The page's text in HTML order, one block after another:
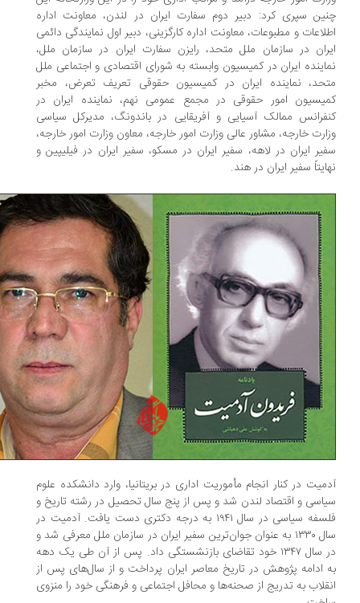
سپری کرد: دبیر دوم سفارت ایران در لندن، معاونت اداره
و مطبوعات، معاونت اداره کارگزینی، دبیر اول نمایندگی دائمی
در سازمان ملل متحد، رایزن سفارت ایران در سازمان ملل،
ایران در کمیسیون وابسته به شورای اقتصادی و اجتماعی ملل
نماینده ایران در کمیسیون حقوقی تعریف تعرض، مخبر
امور حقوقی در مجمع عمومی نهم، نماینده ایران در
ممالک آسیایی و آفریقایی در باندونگ، مدیرکل سیاسی
خارجه، مشاور عالی وزارت امور خارجه، معاون وزارت امور خارجه،
ایران در لاهه، سفیر ایران در مسکو، سفیر ایران در فیلیپین و
سفیر ایران در هند.
در کنار انجام مأموریت اداری در بریتانیا، وارد دانشکده علوم
و اقتصاد لندن شد و پس از پنج سال تحصیل در رشته تاریخ و
فلسفه سیاسی در سال ۱۹۴۱ به درجه دکتری دست یافت. آدمیت در
سال ۱۳۳۰ به عنوان جوان‌ترین سفیر ایران در سازمان ملل معرفی شد و
در سال ۱۳۴۷ خود تقاضای بازنشستگی داد. پس از آن طی یک دهه
ادامه پژوهش در تاریخ معاصر ایران پرداخت و از سال‌های پس از
به تدریج از صحنه‌ها و محافل اجتماعی و فرهنگی خود را منزوی